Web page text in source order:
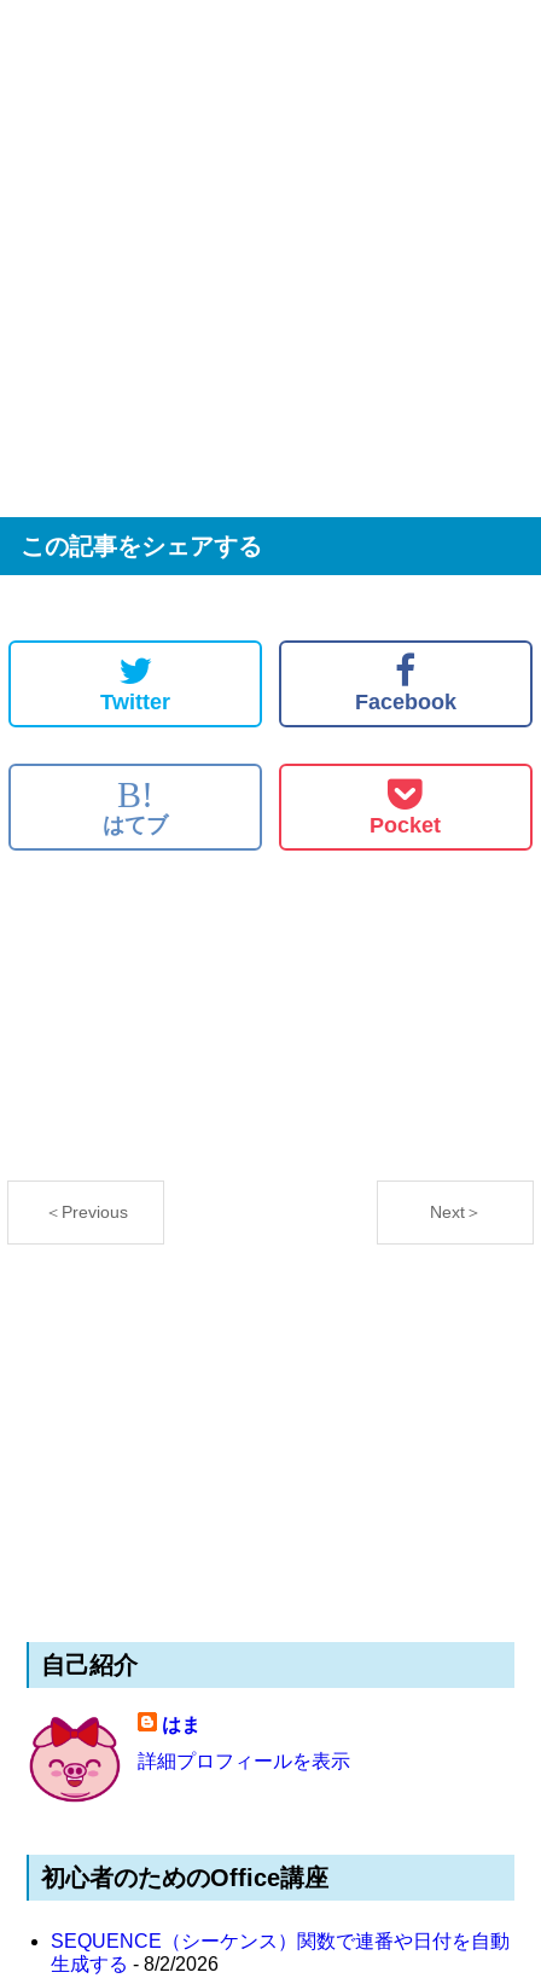
この記事をシェアする
Twitter Facebook
B!
はてブ Pocket
＜Previous Next＞
自己紹介
はま
詳細プロフィールを表示
初心者のためのOffice講座
SEQUENCE（シーケンス）関数で連番や日付を自動
生成する - 8/2/2026